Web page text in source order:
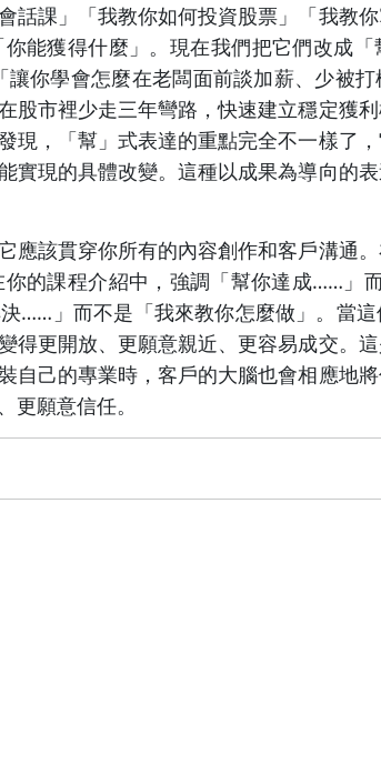
話課」「我教你如何投資股票」「我教
能獲得什麼」。現在我們把它們改成
你學會怎麼在老闆面前談加薪、少被
股市裡少走三年彎路，快速建立穩定獲
現，「幫」式表達的重點完全不一樣了
實現的具體改變。這種以成果為導向的
應該貫穿你所有的內容創作和客戶溝通
的課程介紹中，強調「幫你達成……」
……」而不是「我來教你怎麼做」。當
得更開放、更願意親近、更容易成交。
自己的專業時，客戶的大腦也會相應地
願意信任。